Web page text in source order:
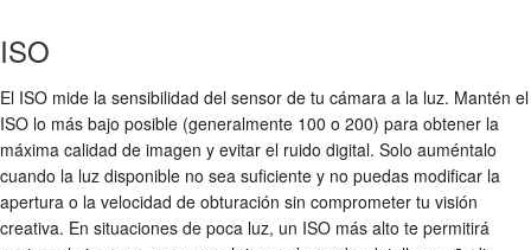
ISO
El ISO mide la sensibilidad del sensor de tu cámara a la luz. Mantén el
ISO lo más bajo posible (generalmente 100 o 200) para obtener la
máxima calidad de imagen y evitar el ruido digital. Solo auméntalo
cuando la luz disponible no sea suficiente y no puedas modificar la
apertura o la velocidad de obturación sin comprometer tu visión
creativa. En situaciones de poca luz, un ISO más alto te permitirá